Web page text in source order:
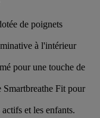
de poignets
à l'intérieur
pour une touche de
Fit pour
et les enfants.